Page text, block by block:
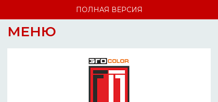
ПОЛНАЯ ВЕРСИЯ
МЕНЮ